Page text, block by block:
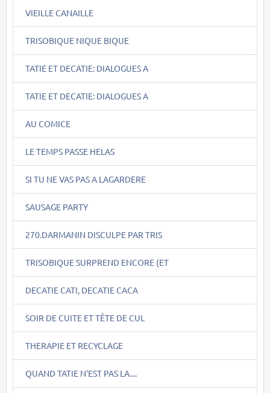
VIEILLE CANAILLE
TRISOBIQUE NIQUE BIQUE
TATIE ET DECATIE: DIALOGUES A
TATIE ET DECATIE: DIALOGUES A
AU COMICE
LE TEMPS PASSE HELAS
SI TU NE VAS PAS A LAGARDERE
SAUSAGE PARTY
270.DARMANIN DISCULPE PAR TRIS
TRISOBIQUE SURPREND ENCORE (ET
DECATIE CATI, DECATIE CACA
SOIR DE CUITE ET TÊTE DE CUL
THERAPIE ET RECYCLAGE
QUAND TATIE N'EST PAS LA....